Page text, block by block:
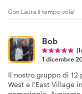
Con Laura il tempo vola!
Bob
1 dicembre
Il nostro gruppo di 12
West e l'East Village